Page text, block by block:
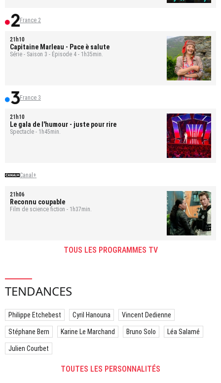
France 2
21h10
Capitaine Marleau - Pace è salute
Série - Saison 3 - Épisode 4 - 1h35min.
France 3
21h10
Le gala de l'humour - juste pour rire
Spectacle - 1h45min.
Canal+
21h06
Reconnu coupable
Film de science fiction - 1h37min.
TOUS LES PROGRAMMES TV
TENDANCES
Philippe Etchebest Cyril Hanouna Vincent Dedienne
Stéphane Bern Karine Le Marchand Bruno Solo Léa Salamé
Julien Courbet
TOUTES LES PERSONNALITÉS